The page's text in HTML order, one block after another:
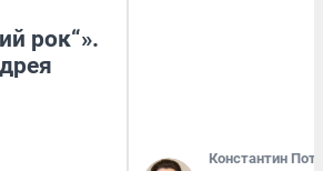
рок“».
Константин